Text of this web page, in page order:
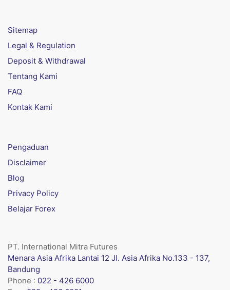
Sitemap
Legal & Regulation
Deposit & Withdrawal
Tentang Kami
FAQ
Kontak Kami
Pengaduan
Disclaimer
Blog
Privacy Policy
Belajar Forex
PT. International Mitra Futures
Menara Asia Afrika Lantai 12 Jl. Asia Afrika No.133 - 137,
Bandung
Phone : 022 - 426 6000